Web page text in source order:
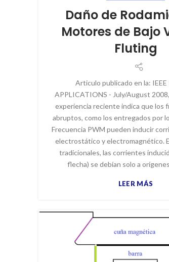
Daño de
Motores de Bajo
Fluting
Articulo publicado en la:
APPLICATIONS - July/August
experiencia reciente indica que los
abruptos, como los entregados por
Frecuencia PWM pueden inducir
electrostático y electromagnético.
tradicionales, las corrientes
flecha) se debían solo a
LEER MÁS